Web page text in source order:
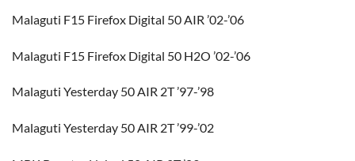
Malaguti F15 Firefox Digital 50 AIR ’02-’06
Malaguti F15 Firefox Digital 50 H2O ’02-’06
Malaguti Yesterday 50 AIR 2T ’97-’98
Malaguti Yesterday 50 AIR 2T ’99-’02